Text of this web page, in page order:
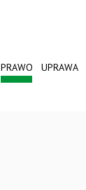
PRAWO UPRAWA